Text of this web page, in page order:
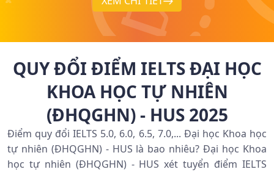
QUY ĐỔI ĐIỂM IELTS ĐẠI HỌC
KHOA HỌC TỰ NHIÊN
(ĐHQGHN) - HUS 2025
Điểm quy đổi IELTS 5.0, 6.0, 6.5, 7.0,... Đại học Khoa học
tự nhiên (ĐHQGHN) - HUS là bao nhiêu? Đại học Khoa
học tự nhiên (ĐHQGHN) - HUS xét tuyển điểm IELTS